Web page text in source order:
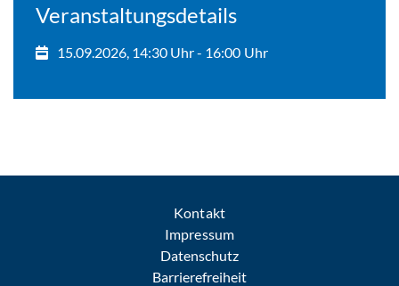
Veranstaltungsdetails
15.09.2026, 14:30 Uhr - 16:00 Uhr
Kontakt
Impressum
Datenschutz
Barrierefreiheit